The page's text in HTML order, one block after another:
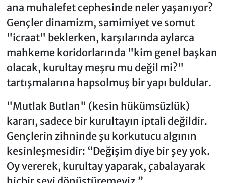
ana muhalefet cephesinde neler yaşanıyor?
Gençler dinamizm, samimiyet ve somut
"icraat" beklerken, karşılarında aylarca
mahkeme koridorlarında "kim genel başkan
olacak, kurultay meşru mu değil mi?"
tartışmalarına hapsolmuş bir yapı buldular.
"Mutlak Butlan" (kesin hükümsüzlük)
kararı, sadece bir kurultayın iptali değildir.
Gençlerin zihninde şu korkutucu algının
kesinleşmesidir: “Değişim diye bir şey yok.
Oy vererek, kurultay yaparak, çabalayarak